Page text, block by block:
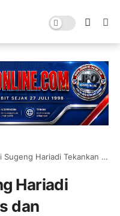
Integritas dan Kebersamaan dalam Apel Pagi Perdana
Hariadi
dan